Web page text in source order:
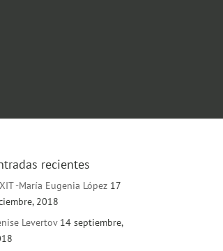
recientes
-María Eugenia López 17
2018
Levertov 14 septiembre,